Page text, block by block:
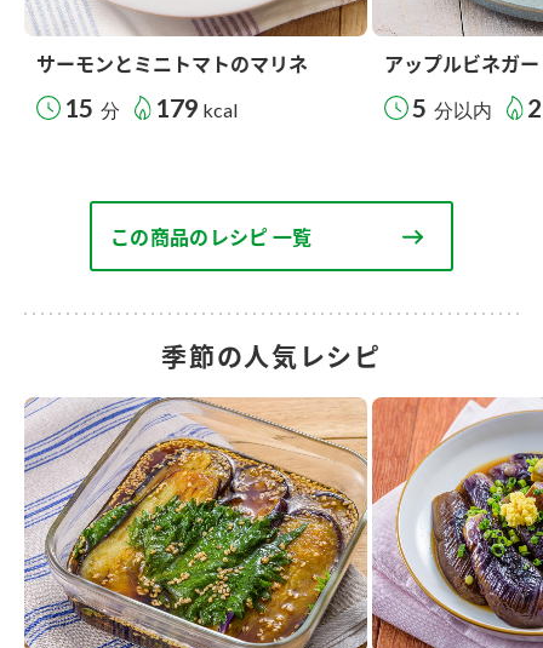
サーモンとミニトマトのマリネ
15 分 179 kcal
アップルビネガ
5 分以内
この商品のレシピ 一覧
季節の人気レシピ